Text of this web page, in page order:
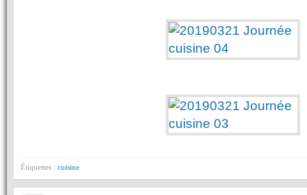
Étiquettes : cuisine